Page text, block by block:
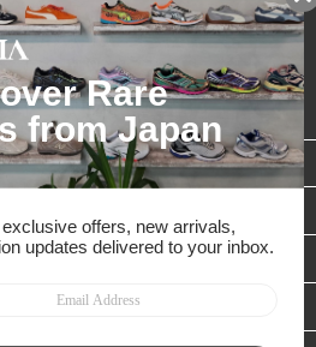
ページトップへ
安心への取り組み
BUYMA CARD